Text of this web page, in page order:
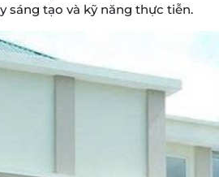
sáng tạo và kỹ năng thực tiễn.